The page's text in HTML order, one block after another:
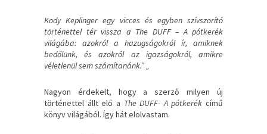
Kody Keplinger egy vicces és egyben szívszorító
történettel tér vissza a The DUFF – A pótkerék
világába: azokról a hazugságokról ír, amiknek
bedőlünk, és azokról az igazságokról, amikre
véletlenül sem számítanánk.” „
Nagyon érdekelt, hogy a szerző milyen új
történettel állt elő a The DUFF- A pótkerék című
könyv világából. Így hát elolvastam.